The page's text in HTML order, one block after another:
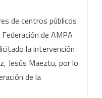
de centros públicos
de AMPA
la intervención
Jesús Maeztu, por lo
de la